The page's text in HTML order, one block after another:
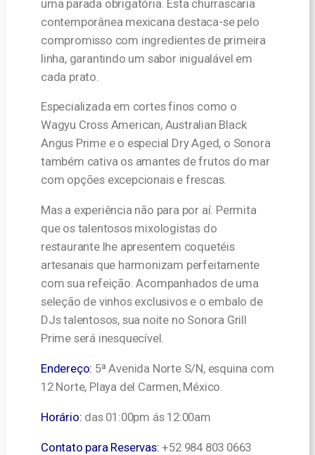
uma parada obrigatória. Esta churrascaria
contemporânea mexicana destaca-se pelo
compromisso com ingredientes de primeira
linha, garantindo um sabor inigualável em
cada prato.
Especializada em cortes finos como o
Wagyu Cross American, Australian Black
Angus Prime e o especial Dry Aged, o Sonora
também cativa os amantes de frutos do mar
com opções excepcionais e frescas.
Mas a experiência não para por aí. Permita
que os talentosos mixologistas do
restaurante lhe apresentem coquetéis
artesanais que harmonizam perfeitamente
com sua refeição. Acompanhados de uma
seleção de vinhos exclusivos e o embalo de
DJs talentosos, sua noite no Sonora Grill
Prime será inesquecível.
Endereço: 5ª Avenida Norte S/N, esquina com
12 Norte, Playa del Carmen, México.
Horário: das 01:00pm ás 12:00am
Contato para Reservas: +52 984 803 0663